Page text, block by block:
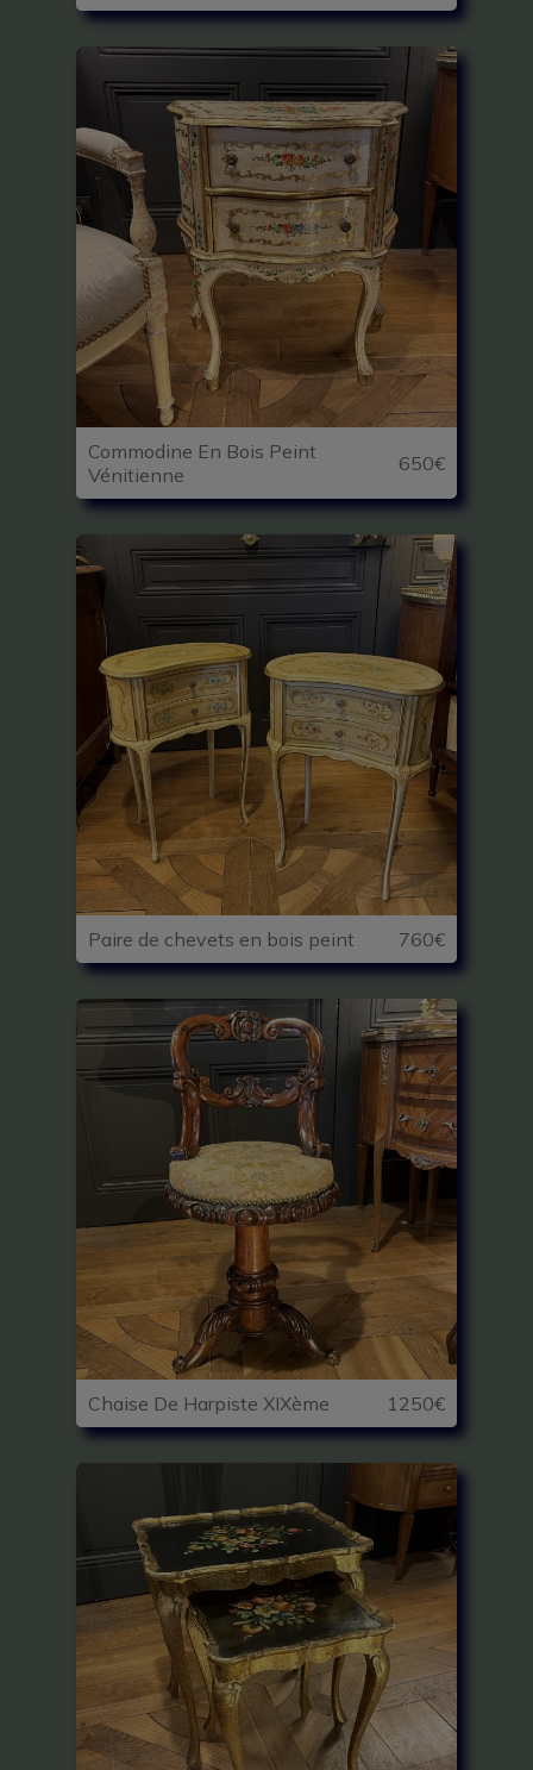
Commodine En Bois Peint
Vénitienne
650€
Paire de chevets en bois peint 760€
Chaise De Harpiste XIXème 1250€